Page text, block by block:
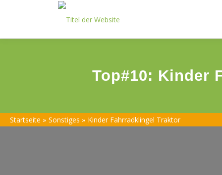
Top#10: Kinder
Startseite » Sonstiges » Kinder Fahrradklingel Traktor